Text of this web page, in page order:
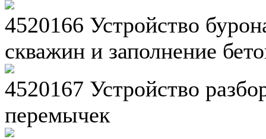
4520166 Устройство
скважин и заполнение
4520167 Устройство
перемычек